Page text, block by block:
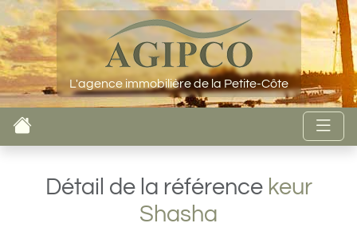
L'agence immobilière de la Petite-Côte
Détail de la référence keur
Shasha